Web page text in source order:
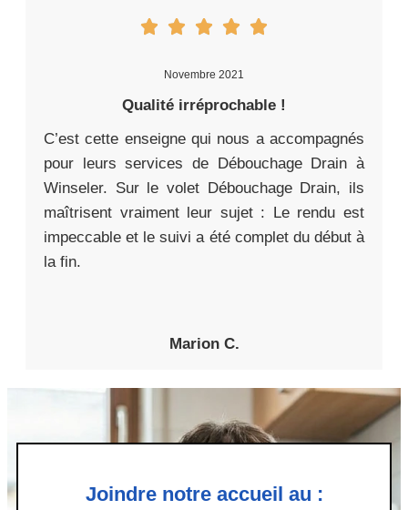
Novembre 2021
Qualité irréprochable !
C’est cette enseigne qui nous a accompagnés
pour leurs services de Débouchage Drain à
Winseler. Sur le volet Débouchage Drain, ils
maîtrisent vraiment leur sujet : Le rendu est
impeccable et le suivi a été complet du début à
la fin.
Marion C.
Joindre notre accueil au :